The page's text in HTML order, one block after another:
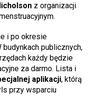
z organizacji
i po okresie
publicznych,
każdy będzie
za darmo. Lista i
aplikacji, którą
przy wsparciu